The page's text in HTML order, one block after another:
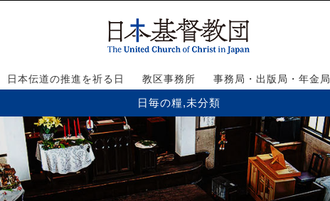
日本伝道の推進を祈る日 教区事務所 事務局・出版局・年金局
日毎の糧,未分類